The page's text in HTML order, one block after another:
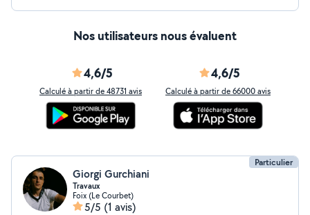
Nos utilisateurs nous évaluent
4,6/5
Calculé à partir de 48731 avis
4,6/5
Calculé à partir de 66000 avis
Particulier
Giorgi Gurchiani
Travaux
Foix (Le Courbet)
5/5 (1 avis)